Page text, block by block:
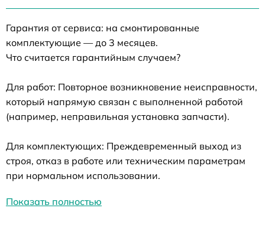
Гарантия от сервиса: на смонтированные
комплектующие — до 3 месяцев.
Что считается гарантийным случаем?
Для работ: Повторное возникновение неисправности,
который напрямую связан с выполненной работой
(например, неправильная установка запчасти).
Для комплектующих: Преждевременный выход из
строя, отказ в работе или техническим параметрам
при нормальном использовании.
Показать полностью